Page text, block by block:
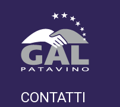
CONTATTI